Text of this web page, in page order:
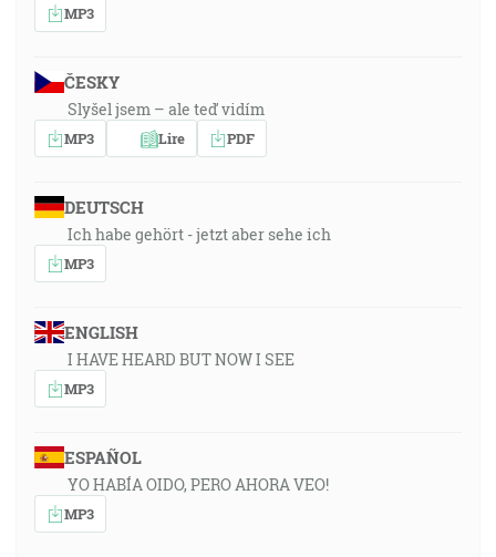
MP3
ČESKY
Slyšel jsem – ale teď vidím
MP3 Lire PDF
DEUTSCH
Ich habe gehört - jetzt aber sehe ich
MP3
ENGLISH
I HAVE HEARD BUT NOW I SEE
MP3
ESPAÑOL
YO HABÍA OIDO, PERO AHORA VEO!
MP3